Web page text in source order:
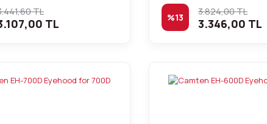
TL
TL %13 3.824,00 TL
3.346,00 TL